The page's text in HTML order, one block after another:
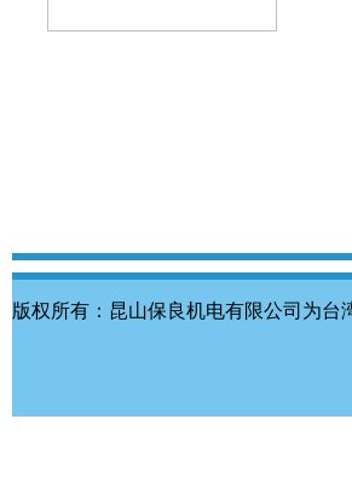
版权所有：昆山保良机电有限公司为